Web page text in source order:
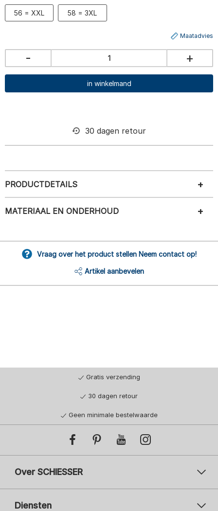
56 = XXL 58 = 3XL
Maatadvies
- +
in winkelmand
30 dagen retour
PRODUCTDETAILS
MATERIAAL EN ONDERHOUD
Vraag over het product stellen Neem contact op!
Artikel aanbevelen
Gratis verzending
30 dagen retour
Geen minimale bestelwaarde
Over SCHIESSER
Diensten